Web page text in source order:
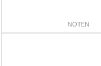
NOTEN